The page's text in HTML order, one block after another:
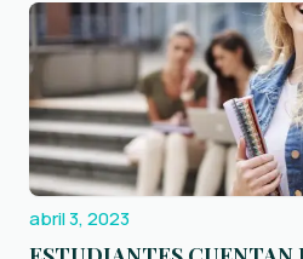
abril 3, 2023